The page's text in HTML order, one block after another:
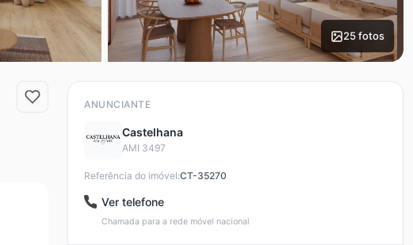
25 fotos
ANUNCIANTE
Castelhana
AMI 3497
Referência do imóvel:CT-35270
Ver telefone
Chamada para a rede móvel nacional